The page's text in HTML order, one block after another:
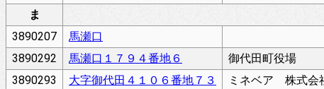
ま
3890207
馬瀬口
3890292
馬瀬口１７９４番地６ 御代田町役場
3890293
大字御代田４１０６番地７３ ミネベア 株式